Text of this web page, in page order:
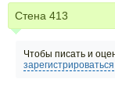
Стена 413
Чтобы писать и
зарегистрироваться